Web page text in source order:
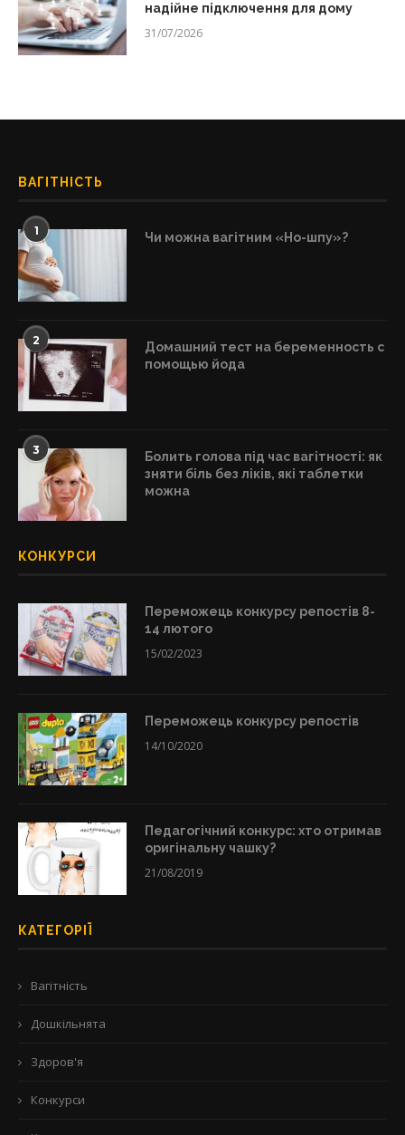
надійне підключення для дому
31/07/2026
ВАГІТНІСТЬ
1 Чи можна вагітним «Но-шпу»?
2
Домашний тест на беременность с
помощью йода
3
Болить голова під час вагітності: як
зняти біль без ліків, які таблетки
можна
КОНКУРСИ
Переможець конкурсу репостів 8-
14 лютого
15/02/2023
Переможець конкурсу репостів
14/10/2020
Педагогічний конкурс: хто отримав
оригінальну чашку?
21/08/2019
КАТЕГОРІЇ
Вагітність
Дошкільнята
Здоров'я
Конкурси